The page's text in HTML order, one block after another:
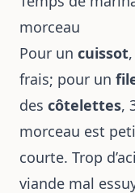
morceau
Pour un cuissot
frais; pour un
des côtelettes,
morceau est
courte. Trop
viande mal